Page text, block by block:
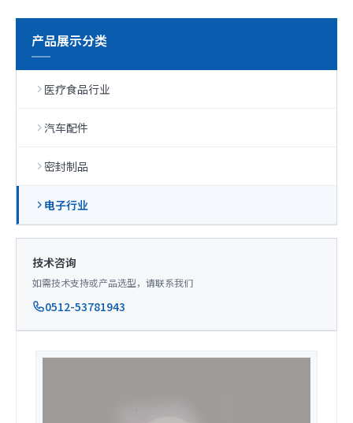
产品展示分类
医疗食品行业
汽车配件
密封制品
电子行业
技术咨询
如需技术支持或产品选型，请联系我们
0512-53781943